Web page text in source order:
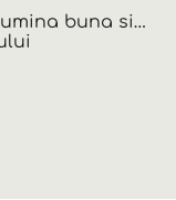
buna si…